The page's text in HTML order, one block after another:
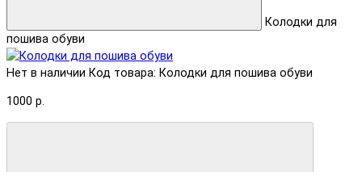
Колодки для
пошива обуви
Нет в наличии Код товара: Колодки для пошива обуви
1000 р.